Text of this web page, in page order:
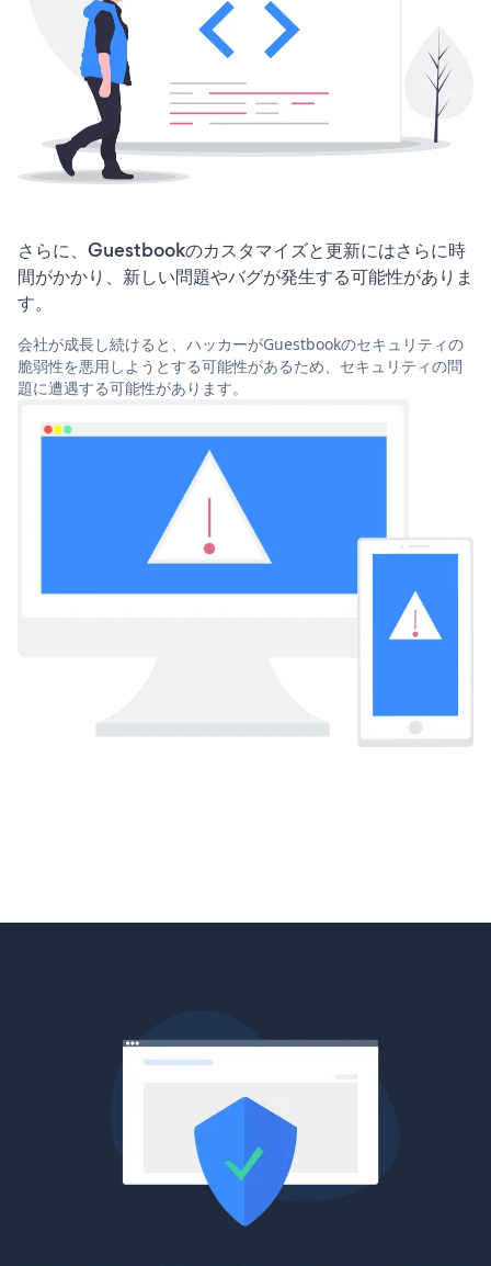
さらに、Guestbookのカスタマイズと更新にはさらに時
間がかかり、新しい問題やバグが発生する可能性がありま
す。
会社が成長し続けると、ハッカーがGuestbookのセキュリティの
脆弱性を悪用しようとする可能性があるため、セキュリティの問
題に遭遇する可能性があります。